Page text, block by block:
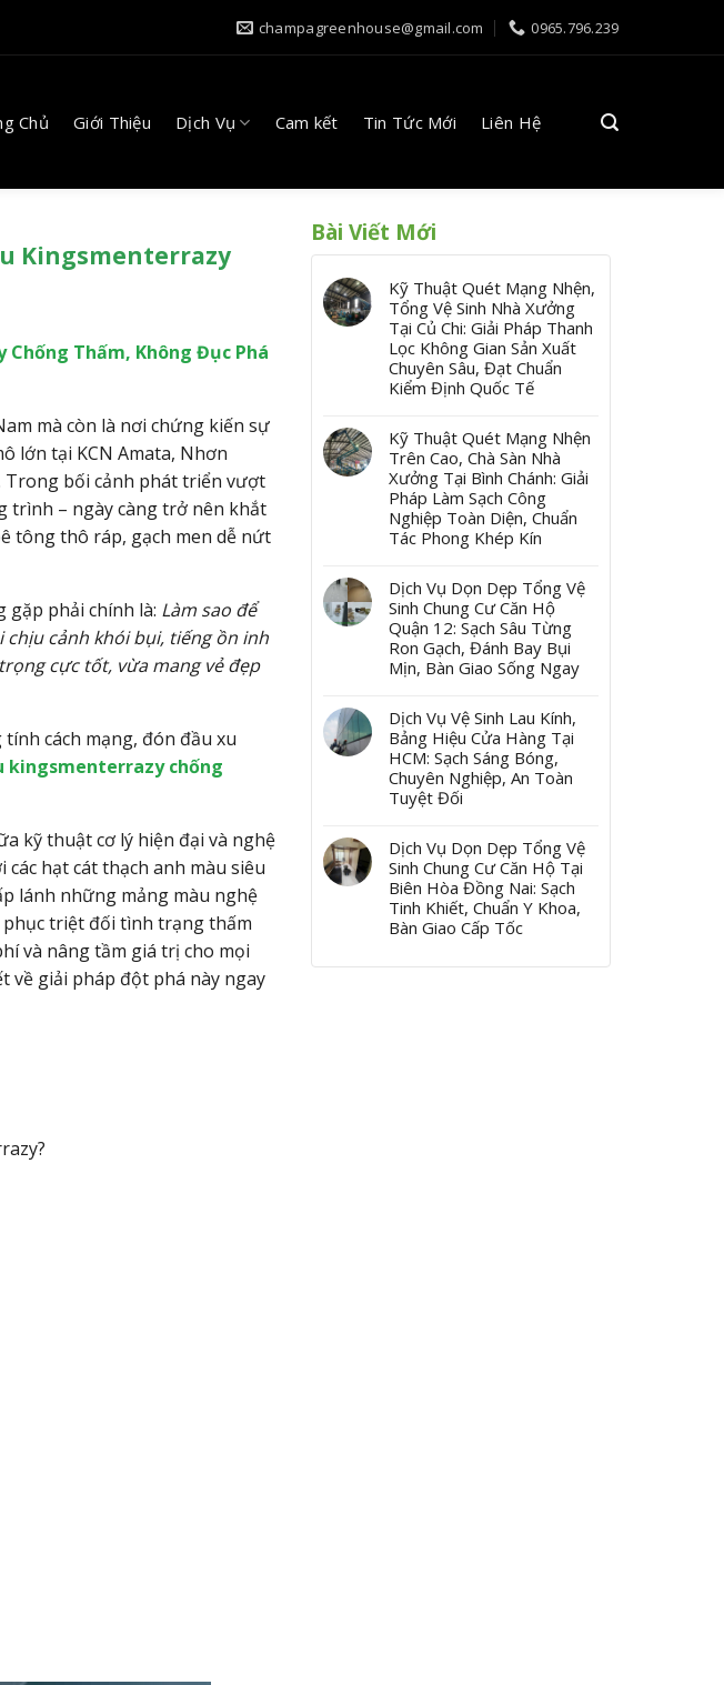
champagreenhouse@gmail.com 0965.796.239
Chủ Giới Thiệu Dịch Vụ Cam kết Tin Tức Mới Liên Hệ
Kingsmenterrazy
Chống Thấm, Không Đục Phá
mà còn là nơi chứng kiến sự
lớn tại KCN Amata, Nhơn
Trong bối cảnh phát triển vượt
trình – ngày càng trở nên khắt
tông thô ráp, gạch men dễ nứt
gặp phải chính là: Làm sao để
chịu cảnh khói bụi, tiếng ồn inh
cực tốt, vừa mang vẻ đẹp
cách mạng, đón đầu xu
kingsmenterrazy chống
kỹ thuật cơ lý hiện đại và nghệ
hạt cát thạch anh màu siêu
lánh những mảng màu nghệ
triệt đối tình trạng thấm
và nâng tầm giá trị cho mọi
về giải pháp đột phá này ngay
Bài Viết Mới
Kỹ Thuật Quét Mạng Nhện,
Tổng Vệ Sinh Nhà Xưởng
Tại Củ Chi: Giải Pháp Thanh
Lọc Không Gian Sản Xuất
Chuyên Sâu, Đạt Chuẩn
Kiểm Định Quốc Tế
Kỹ Thuật Quét Mạng Nhện
Trên Cao, Chà Sàn Nhà
Xưởng Tại Bình Chánh: Giải
Pháp Làm Sạch Công
Nghiệp Toàn Diện, Chuẩn
Tác Phong Khép Kín
Dịch Vụ Dọn Dẹp Tổng Vệ
Sinh Chung Cư Căn Hộ
Quận 12: Sạch Sâu Từng
Ron Gạch, Đánh Bay Bụi
Mịn, Bàn Giao Sống Ngay
Dịch Vụ Vệ Sinh Lau Kính,
Bảng Hiệu Cửa Hàng Tại
HCM: Sạch Sáng Bóng,
Chuyên Nghiệp, An Toàn
Tuyệt Đối
Dịch Vụ Dọn Dẹp Tổng Vệ
Sinh Chung Cư Căn Hộ Tại
Biên Hòa Đồng Nai: Sạch
Tinh Khiết, Chuẩn Y Khoa,
Bàn Giao Cấp Tốc